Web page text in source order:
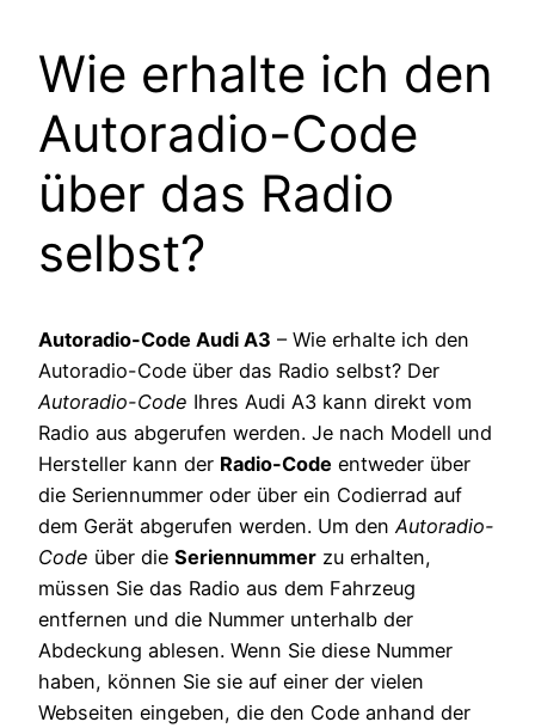
Wie erhalte ich den
Autoradio-Code
über das Radio
selbst?
Autoradio-Code Audi A3 – Wie erhalte ich den
Autoradio-Code über das Radio selbst? Der
Autoradio-Code Ihres Audi A3 kann direkt vom
Radio aus abgerufen werden. Je nach Modell und
Hersteller kann der Radio-Code entweder über
die Seriennummer oder über ein Codierrad auf
dem Gerät abgerufen werden. Um denAutoradio-
Code über die Seriennummer zu erhalten,
müssen Sie das Radio aus dem Fahrzeug
entfernen und die Nummer unterhalb der
Abdeckung ablesen. Wenn Sie diese Nummer
haben, können Sie sie auf einer der vielen
Webseiten eingeben, die den Code anhand der